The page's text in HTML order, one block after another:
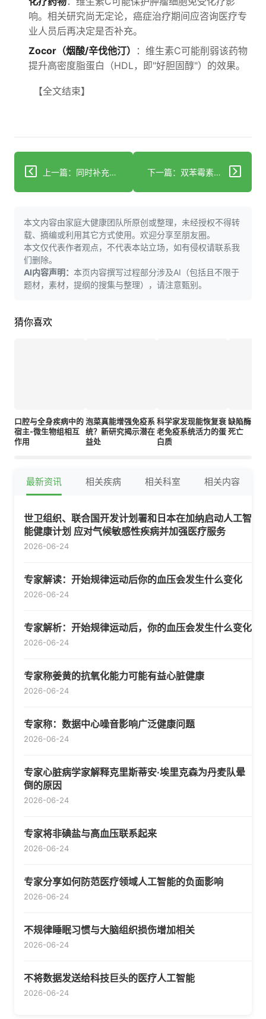
响。相关研究尚无定论，癌症治疗期间应咨询医疗专
业人员后再决定是否补充。
Zocor（烟酸/辛伐他汀）
：维生素C可能削弱该药物
提升高密度脂蛋白（HDL，即"好胆固醇"）的效果。
【全文结束】
上一篇：同时补充铁和维生素C对免疫系统的影响 下一篇：双苯霉素的回归
本文内容由家庭大健康团队所原创或整理，未经授权不得转
载、摘编或利用其它方式使用。欢迎分享至朋友圈。
本文仅代表作者观点，不代表本站立场，如有侵权请联系我
们删除。
AI内容声明： 本页内容撰写过程部分涉及AI（包括且不限于
题材，素材，提纲的搜集与整理），请注意甄别。
猜你喜欢
口腔与全身疾病中的
宿主-微生物组相互
作用
泡菜真能增强免疫系
统？新研究揭示潜在
益处
科学家发现能恢复衰
老免疫系统活力的蛋
白质
缺陷酶导
死亡
最新资讯 相关疾病 相关科室 相关内容
世卫组织、联合国开发计划署和日本在加纳启动人工智
能健康计划 应对气候敏感性疾病并加强医疗服务
2026-06-24
专家解读：开始规律运动后你的血压会发生什么变化
2026-06-24
专家解析：开始规律运动后，你的血压会发生什么变化
2026-06-24
专家称姜黄的抗氧化能力可能有益心脏健康
2026-06-24
专家称：数据中心噪音影响广泛健康问题
2026-06-24
专家心脏病学家解释克里斯蒂安·埃里克森为丹麦队晕
倒的原因
2026-06-24
专家将非碘盐与高血压联系起来
2026-06-24
专家分享如何防范医疗领域人工智能的负面影响
2026-06-24
不规律睡眠习惯与大脑组织损伤增加相关
2026-06-24
不将数据发送给科技巨头的医疗人工智能
2026-06-24